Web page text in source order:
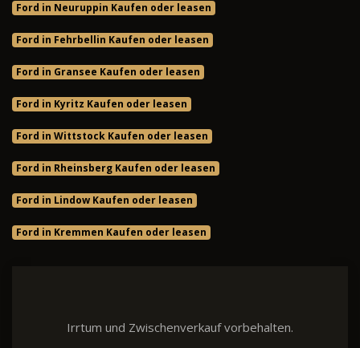
Ford in Neuruppin Kaufen oder leasen
Ford in Fehrbellin Kaufen oder leasen
Ford in Gransee Kaufen oder leasen
Ford in Kyritz Kaufen oder leasen
Ford in Wittstock Kaufen oder leasen
Ford in Rheinsberg Kaufen oder leasen
Ford in Lindow Kaufen oder leasen
Ford in Kremmen Kaufen oder leasen
Irrtum und Zwischenverkauf vorbehalten.